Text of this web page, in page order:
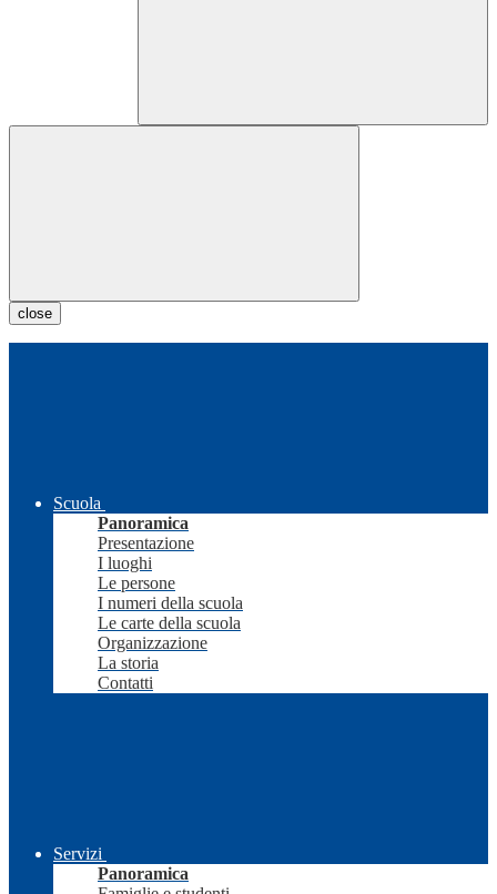
close
Scuola
Panoramica
Presentazione
I luoghi
Le persone
I numeri della scuola
Le carte della scuola
Organizzazione
La storia
Contatti
Servizi
Panoramica